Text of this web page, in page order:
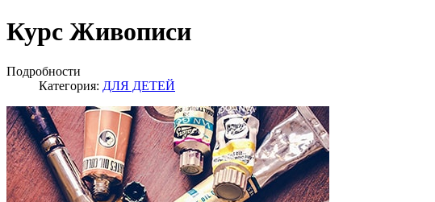
Курс Живописи
Подробности
Категория: ДЛЯ ДЕТЕЙ